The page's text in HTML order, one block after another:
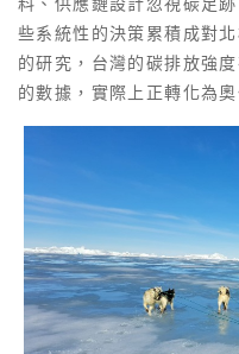
些系統性的決策累積成對
的研究，台灣的碳排放強
的數據，實際上正轉化為